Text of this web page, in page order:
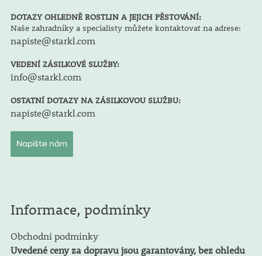
DOTAZY OHLEDNĚ ROSTLIN A JEJICH PĚSTOVÁNÍ:
Naše zahradníky a specialisty můžete kontaktovat na adrese:
napiste@starkl.com
VEDENÍ ZÁSILKOVÉ SLUŽBY:
info@starkl.com
OSTATNÍ DOTAZY NA ZÁSILKOVOU SLUŽBU:
napiste@starkl.com
Napište nám
Informace, podmínky
Obchodní podmínky
Uvedené ceny za dopravu jsou garantovány, bez ohledu